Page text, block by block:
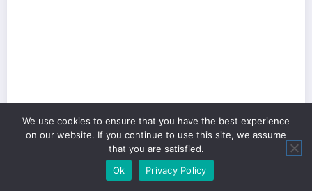
We use cookies to ensure that you have the best experience
on our website. If you continue to use this site, we assume
that you are satisfied.
Ok
Privacy Policy